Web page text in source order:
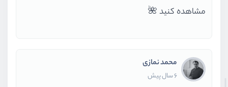
مشاهده کنید 🌺
محمد نمازی
6 سال پیش